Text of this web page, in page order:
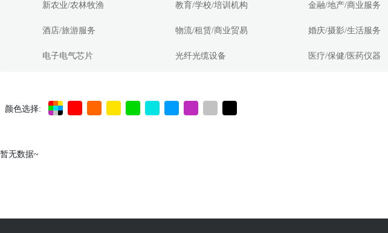
新农业/农林牧渔 教育/学校/培训机构 金融/地产/商业服务
酒店/旅游服务 物流/租赁/商业贸易 婚庆/摄影/生活服务
电子电气芯片 光纤光缆设备 医疗/保健/医药仪器
颜色选择:
暂无数据~